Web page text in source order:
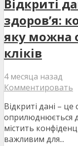
Відкриті
здоров’я:
яку можна
кліків
4 месяца назад
Комментировать
Відкриті дані –
оприлюднюється
містить
важливим для...